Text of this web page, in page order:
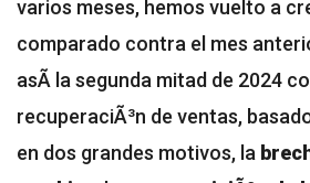
varios meses, hemos vuelto a
comparado contra el mes
asÃ­ la segunda mitad de 2024
recuperaciÃ³n de ventas,
en dos grandes motivos, la